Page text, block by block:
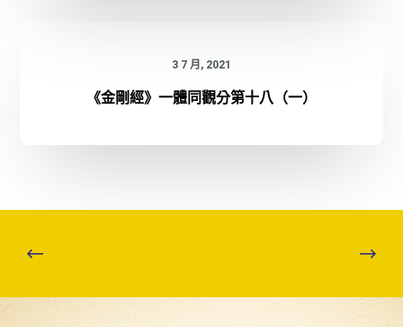
3 7 月, 2021
《金剛經》一體同觀分第十八（一）